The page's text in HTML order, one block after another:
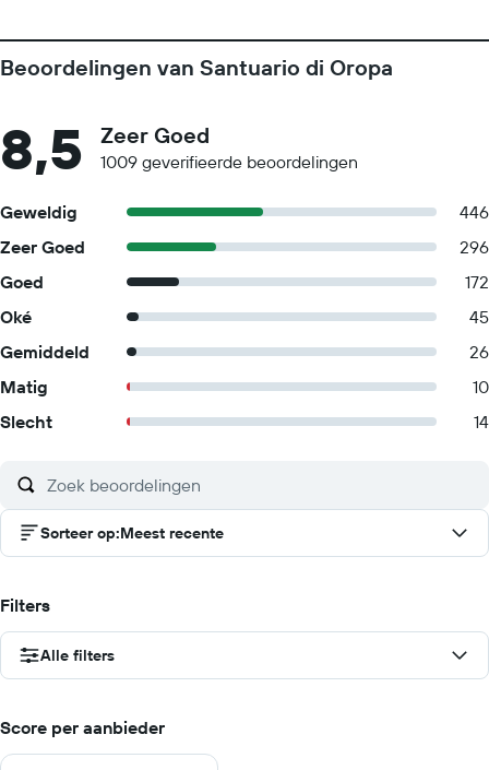
Beoordelingen van Santuario di Oropa
8,5 Zeer Goed
1009 geverifieerde beoordelingen
Geweldig
446
Zeer Goed
296
Goed
172
Oké
45
Gemiddeld
26
Matig
10
Slecht
14
Sorteer op:Meest recente
Filters
Alle filters
Score per aanbieder